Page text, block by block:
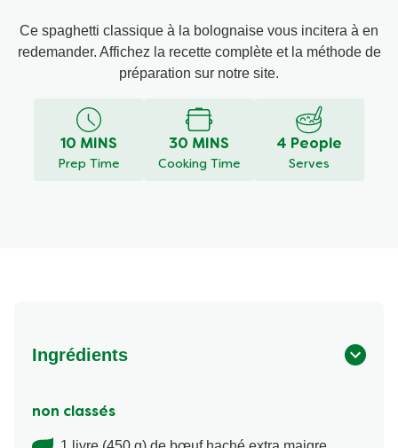
Ce spaghetti classique à la bolognaise vous incitera à en
redemander. Affichez la recette complète et la méthode de
préparation sur notre site.
10 MINS
Prep Time
30 MINS
Cooking Time
4 People
Serves
Ingrédients
non classés